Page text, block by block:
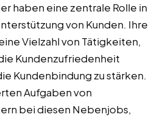
haben eine zentrale Rolle in
von Kunden. Ihre
Vielzahl von Tätigkeiten,
Kundenzufriedenheit
Kundenbindung zu stärken.
Aufgaben von
bei diesen Nebenjobs,